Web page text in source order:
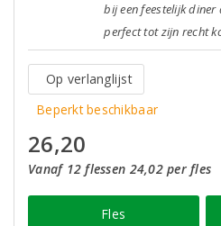
bij een feestelijk
perfect tot zijn recht
Op verlanglijst
Beperkt beschikbaar
26,20
Vanaf 12 flessen 24,02 per fles
Fles